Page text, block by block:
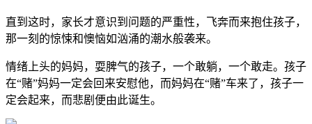
直到这时，家长才意识到问题的严重性，飞奔而来抱住孩子，
那一刻的惊悚和懊恼如汹涌的潮水般袭来。
情绪上头的妈妈，耍脾气的孩子，一个敢躺，一个敢走。孩子
在“赌”妈妈一定会回来安慰他，而妈妈在“赌”车来了，孩子一
定会起来，而悲剧便由此诞生。